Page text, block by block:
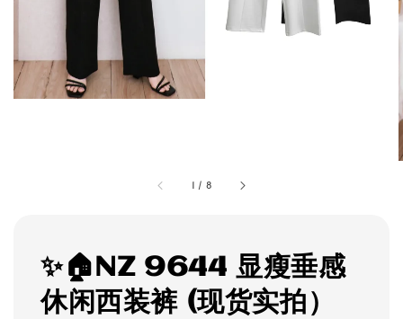
1 / 8
✨🏠NZ 9644 显瘦垂感
休闲西装裤 (现货实拍）